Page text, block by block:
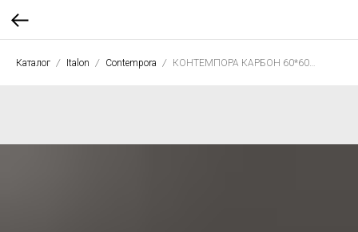
Каталог Italon Contempora